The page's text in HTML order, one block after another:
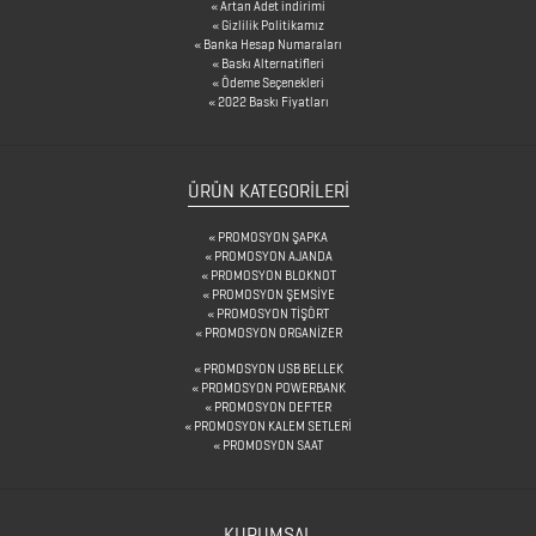
Artan Adet indirimi
Gizlilik Politikamız
Banka Hesap Numaraları
Baskı Alternatifleri
Ödeme Seçenekleri
2022 Baskı Fiyatları
ÜRÜN KATEGORILERI
PROMOSYON ŞAPKA
PROMOSYON AJANDA
PROMOSYON BLOKNOT
PROMOSYON ŞEMSİYE
PROMOSYON TİŞÖRT
PROMOSYON ORGANİZER
PROMOSYON USB BELLEK
PROMOSYON POWERBANK
PROMOSYON DEFTER
PROMOSYON KALEM SETLERİ
PROMOSYON SAAT